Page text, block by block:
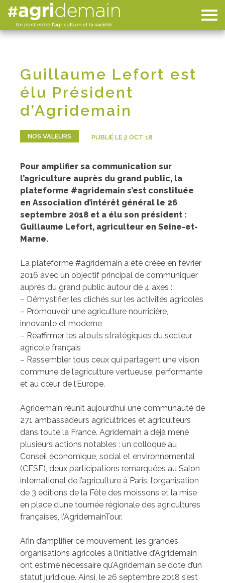
Guillaume Lefort est
élu Président
d’Agridemain
NOS VALEURS PUBLIÉ LE 2 OCT 18
Pour amplifier sa communication sur
l’agriculture auprès du grand public, la
plateforme #agridemain s’est constituée
en Association d’intérêt général le 26
septembre 2018 et a élu son président :
Guillaume Lefort, agriculteur en Seine-et-
Marne.
La plateforme #agridemain a été créée en février
2016 avec un objectif principal de communiquer
auprès du grand public autour de 4 axes :
– Démystifier les clichés sur les activités agricoles
– Promouvoir une agriculture nourricière,
innovante et moderne
– Réaffirmer les atouts stratégiques du secteur
agricole français
– Rassembler tous ceux qui partagent une vision
commune de l’agriculture vertueuse, performante
et au cœur de l’Europe.
Agridemain réunit aujourd’hui une communauté de
271 ambassadeurs agricultrices et agriculteurs
dans toute la France. Agridemain a déjà mené
plusieurs actions notables : un colloque au
Conseil économique, social et environnemental
(CESE), deux participations remarquées au Salon
international de l’agriculture à Paris, l’organisation
de 3 éditions de la Fête des moissons et la mise
en place d’une tournée régionale des agricultures
françaises, l’AgridemainTour.
Afin d’amplifier ce mouvement, les grandes
organisations agricoles à l’initiative d’Agridemain
ont estimé nécessaire qu’Agridemain se dote d’un
statut juridique. Ainsi, le 26 septembre 2018 s’est